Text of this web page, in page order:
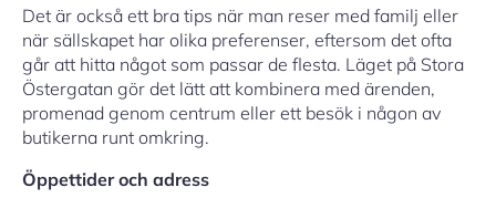
Det är också ett bra tips när man reser med familj eller
när sällskapet har olika preferenser, eftersom det ofta
går att hitta något som passar de flesta. Läget på Stora
Östergatan gör det lätt att kombinera med ärenden,
promenad genom centrum eller ett besök i någon av
butikerna runt omkring.
Öppettider och adress